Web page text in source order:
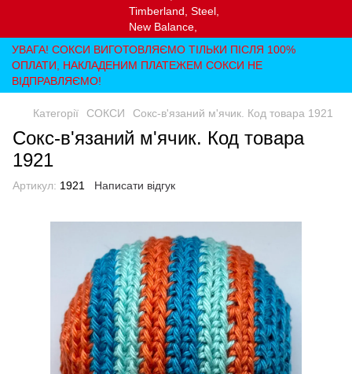
УВАГА! СОКСИ ВИГОТОВЛЯЄМО ТІЛЬКИ ПІСЛЯ 100%
ОПЛАТИ, НАКЛАДЕНИМ ПЛАТЕЖЕМ СОКСИ НЕ
ВІДПРАВЛЯЄМО!
Категорії СОКСИ Сокс-в'язаний м'ячик. Код товара 1921
Сокс-в'язаний м'ячик. Код товара
1921
Артикул: 1921 Написати відгук